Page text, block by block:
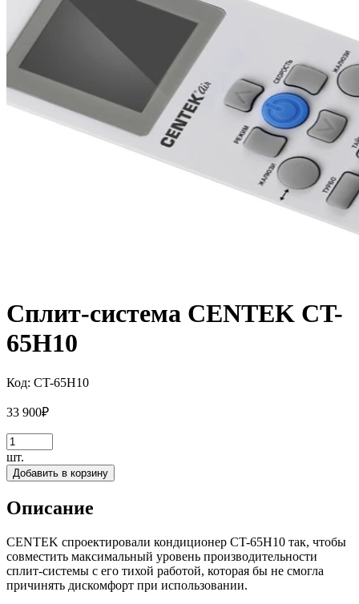
Сплит-система CENTEK CT-
65H10
Код: CT-65H10
33 900₽
шт.
Добавить в корзину
Описание
CENTEK спроектировали кондиционер CT-65H10 так, чтобы
совместить максимальный уровень производительности
сплит-системы с его тихой работой, которая бы не смогла
причинять дискомфорт при использовании.